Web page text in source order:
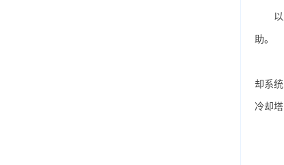
助。
却系
冷却